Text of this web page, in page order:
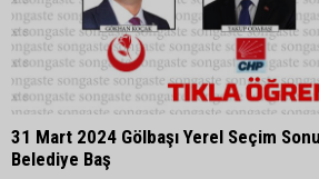
31 Mart 2024 Gölbaşı Yerel Seçim
Belediye Baş